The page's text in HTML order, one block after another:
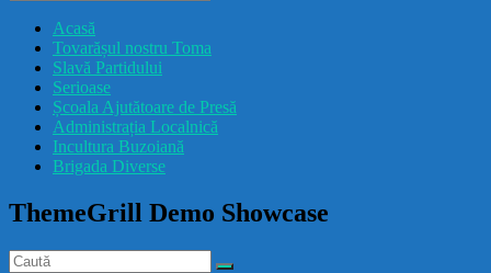
Acasă
Tovarășul nostru Toma
Slavă Partidului
Serioase
Școala Ajutătoare de Presă
Administrația Localnică
Incultura Buzoiană
Brigada Diverse
ThemeGrill Demo Showcase